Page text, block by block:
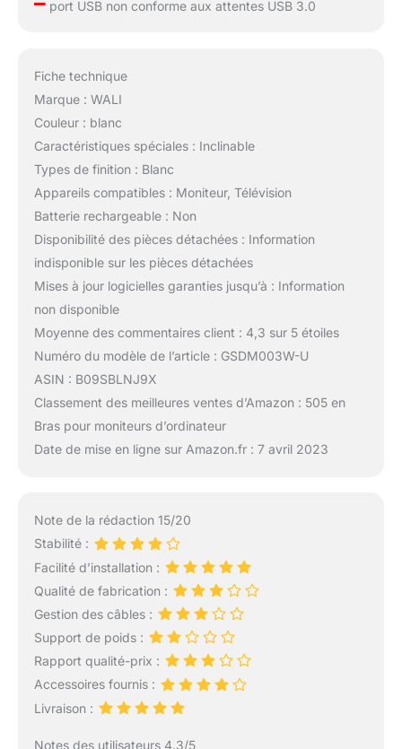
port USB non conforme aux attentes USB 3.0
Fiche technique
Marque : WALI
Couleur : blanc
Caractéristiques spéciales : Inclinable
Types de finition : Blanc
Appareils compatibles : Moniteur, Télévision
Batterie rechargeable : Non
Disponibilité des pièces détachées : Information
indisponible sur les pièces détachées
Mises à jour logicielles garanties jusqu’à : Information
non disponible
Moyenne des commentaires client : 4,3 sur 5 étoiles
Numéro du modèle de l’article : GSDM003W-U
ASIN : B09SBLNJ9X
Classement des meilleures ventes d’Amazon : 505 en
Bras pour moniteurs d’ordinateur
Date de mise en ligne sur Amazon.fr : 7 avril 2023
Note de la rédaction 15/20
Stabilité :
Facilité d’installation :
Qualité de fabrication :
Gestion des câbles :
Support de poids :
Rapport qualité-prix :
Accessoires fournis :
Livraison :
Notes des utilisateurs 4.3/5